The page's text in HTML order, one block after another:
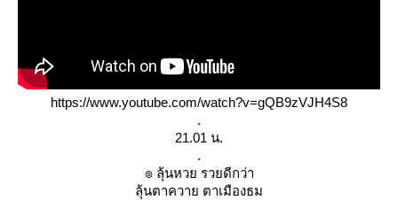
https://www.youtube.com/watch?v=gQB9zVJH4S8
.
21.01 น.
.
๏ ลุ้นหวย รวยดีกว่า
ลุ้นตาควาย ตาเมืองธม